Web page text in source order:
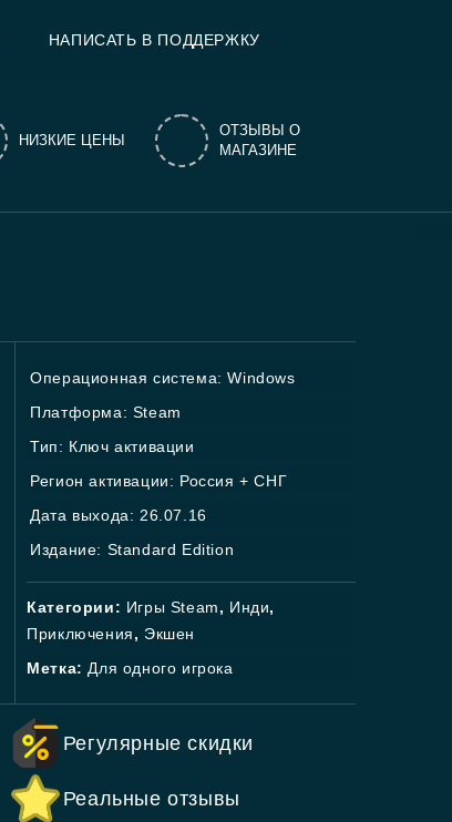
НАПИСАТЬ В ПОДДЕРЖКУ
НИЗКИЕ ЦЕНЫ
ОТЗЫВЫ О
МАГАЗИНЕ
Операционная система: Windows
Платформа: Steam
Тип: Ключ активации
Регион активации: Россия + СНГ
Дата выхода: 26.07.16
Издание: Standard Edition
Категории: Игры Steam, Инди,
Приключения, Экшен
Метка: Для одного игрока
Регулярные скидки
Реальные отзывы